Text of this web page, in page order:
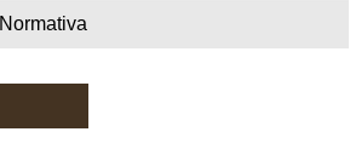
Normativa